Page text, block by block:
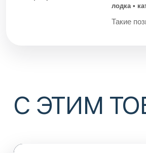
лодка •
Такие
С ЭТИМ